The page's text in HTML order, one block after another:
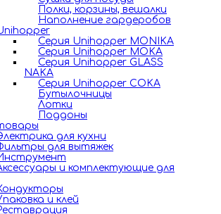
Полки, корзины, вешалки
Наполнение гардеробов
Серия Unihopper MONIKA
Серия Unihopper MOKA
Серия Unihopper GLASS
NAKA
Серия Unihopper COKA
Бутылочницы
Лотки
Поддоны
для кухни
для вытяжек
и комплектующие для
и клей